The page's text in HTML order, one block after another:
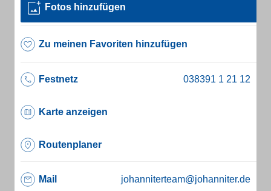
Fotos hinzufügen
Zu meinen Favoriten hinzufügen
Festnetz
Karte anzeigen
Routenplaner
Mail johanniterteam@johanniter.de